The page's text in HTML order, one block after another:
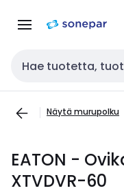
navigointiinsisältöön
Haku
Näytä murupolku
EATON -
XTVDVR-60